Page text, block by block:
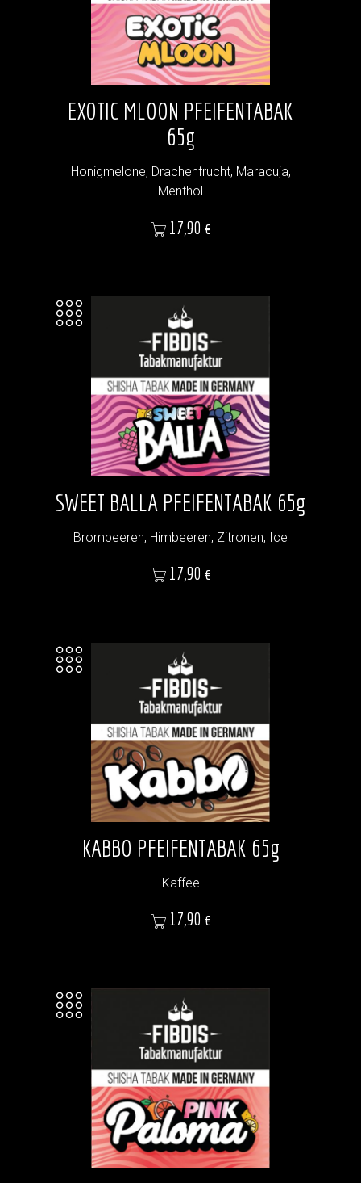
EXOTIC MLOON PFEIFENTABAK
65g
Honigmelone, Drachenfrucht, Maracuja,
Menthol
Preis
17,90 €
SWEET BALLA PFEIFENTABAK 65g
Brombeeren, Himbeeren, Zitronen, Ice
Preis
17,90 €
KABBO PFEIFENTABAK 65g
Kaffee
Preis
17,90 €